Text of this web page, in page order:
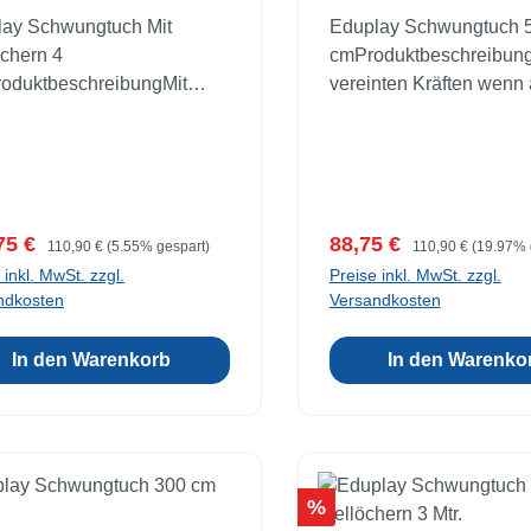
Schwungtuch Mit
4
Zahlen bieten
Ø 400
Ø 12 und Ø 19
€ Regulärer Preis:
110,90 € (5.55% gespart)
inkl. MwSt. zzgl.
In den Warenkorb
Eduplay Schwungtuch
vereinten Kräften wenn
und das Gefühl für
Anzahl Griffe:
PolyesterMaße: Ø 500
Verkaufspreis:
88,75 € Regulärer Preis:
110,90 € (19.97%
Preise inkl. MwSt. zzgl.
Versandkosten
In den
Rabatt
%